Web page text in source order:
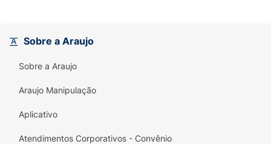
Sobre a Araujo
Sobre a Araujo
Araujo Manipulação
Aplicativo
Atendimentos Corporativos - Convênio